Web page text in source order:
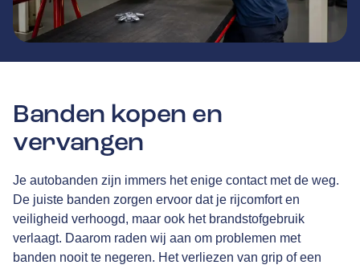
Banden kopen en
vervangen
Je autobanden zijn immers het enige contact met de weg.
De juiste banden zorgen ervoor dat je rijcomfort en
veiligheid verhoogd, maar ook het brandstofgebruik
verlaagt. Daarom raden wij aan om problemen met
banden nooit te negeren. Het verliezen van grip of een